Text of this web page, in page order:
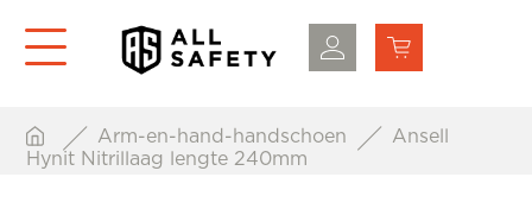
Arm-en-hand-handschoen
Ansell
Hynit Nitrillaag lengte 240mm